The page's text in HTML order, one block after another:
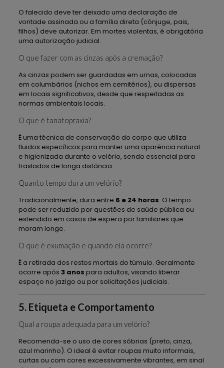
O falecido deve ter deixado uma declaração de
vontade assinada ou a família direta (cônjuge, pais,
filhos) deve autorizar. Em mortes violentas, é obrigatória
uma autorização judicial.
O que fazer com as cinzas após a cremação?
As cinzas podem ser guardadas em urnas, colocadas
em columbários (nichos em cemitérios), ou dispersas
em locais significativos, desde que respeitadas as
normas ambientais locais.
O que é tanatopraxia?
É uma técnica de conservação do corpo que utiliza
fluidos específicos para manter uma aparência natural
e higienizada durante o velório, sendo essencial para
traslados de longa distância.
Quanto tempo dura um velório?
Tradicionalmente, dura entre 6 e 24 horas. O tempo
pode ser reduzido por questões de saúde pública ou
estendido em casos de espera por familiares que
moram longe.
O que é exumação e quando ela ocorre?
É a retirada dos restos mortais do túmulo. Geralmente
ocorre após 3 anos para adultos, visando liberar
espaço no jazigo ou por solicitações judiciais.
5. Etiqueta e Comportamento
Qual a roupa adequada para um velório?
Recomenda-se o uso de cores sóbrias (preto, cinza,
azul marinho). O ideal é evitar roupas muito informais,
curtas ou com cores excessivamente vibrantes, em sinal